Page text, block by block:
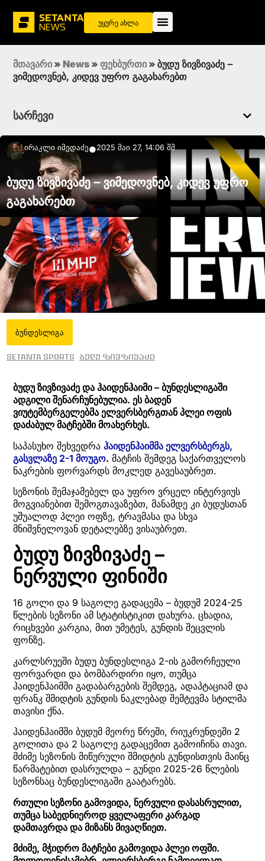
უყურე ახლა
მთავარი » News » ფეხბურთი » ბუდუ ზივზივაძე –
ვიმედოვნებ, კიდევ უფრო გაგახარებთ
სარჩევი
Ირაკლი Იმედაძე●2025 მაი 27, 14:06 შშ
ბუდუ ზივზივაძე – ვიმედოვნებ, კიდევ უფრო
გაგახარებთ
ბუნდესლიგა
Setanta Sports ბუდუ ზივზივაძე
ბუდუ ზივზივაძე და ჰაიდენჰაიმი – ბუნდესლიგაში
ადგილი შენარჩუნებულია. ეს ბადენ
ვიუტემბერგელებმა ელვერსბერგთან პლეი ოფის
დაძაბულ მატჩებში მოახერხეს.
საპასუხო შეხვედრა ჰაიდენჰაიმმა ელვერსბერგს,
გასვლაზე 2-1 მოუგო. მატჩის შემდეგ საქართველოს
ნაკრების ფორვარდს მოკლედ გავესაუბრეთ.
სეზონის შემაჯამებელ და უფრო ვრცელ ინტერვიუს
მოგვიანებით შემოგთავაზებთ, მანამდე კი ბუდუსთან
უშუალოდ პლეი ოფზე, ტრავმასა და სხვა
მნიშვნელოვან დეტალებზე ვისაუბრეთ.
ბუდუ ზივზივაძე –
ნერვული ფინიში
16 გოლი და 9 საგოლე გადაცემა – ბუდუმ 2024-25
წლების სეზონი ამ სტატისტიკით დახურა. ცხადია,
რიცხვები კარგია, მით უმეტეს, გუნდის შეცვლის
ფონზე.
კარლსრუეში ბუდუ ბუნდესლიგა 2-ის გამორჩეული
ფორვარდი და ბომბარდირი იყო, თუმცა
ჰაიდენჰაიმში გადაბარგების შემდეგ, ადაპტაციამ და
ფრანკ შმიდტის გუნდის ნაკლებად შემტევმა სტილმა
თავისი ქნა.
ჰაიდენჰაიმში ბუდუმ მეორე წრეში, რიუკრუნდეში 2
გოლითა და 2 საგოლე გადაცემით გამოიჩინა თავი.
მძიმე სეზონის მიწურული შმიდტის გუნდისთვის მაინც
წარმატებით დასრულდა – გუნდი 2025-26 წლების
სეზონსაც ბუნდესლიგაში გაატარებს.
რთული სეზონი გამოვიდა, ნერვული დასასრულით,
თუმცა საბედნიეროდ ყველაფერი კარგად
დამთავრდა და მიზანს მივაღწიეთ.
მძიმე, მჭიდრო მატჩები გამოვიდა პლეი ოფში.